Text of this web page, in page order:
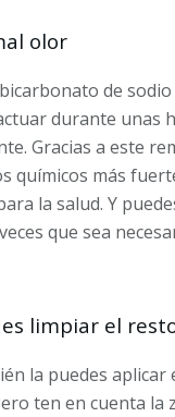
olor
de
durante unas
Gracias a este
químicos más
la salud. Y
que sea
limpiar el
la puedes aplicar
ten en cuenta la